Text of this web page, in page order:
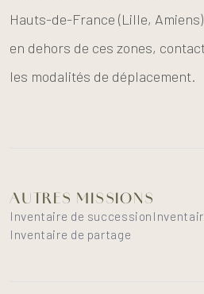
Hauts-de-France (Lille,
en dehors de ces zones,
les modalités de déplacement.
AUTRES MISSIONS
Inventaire de succession
Inventaire de partage